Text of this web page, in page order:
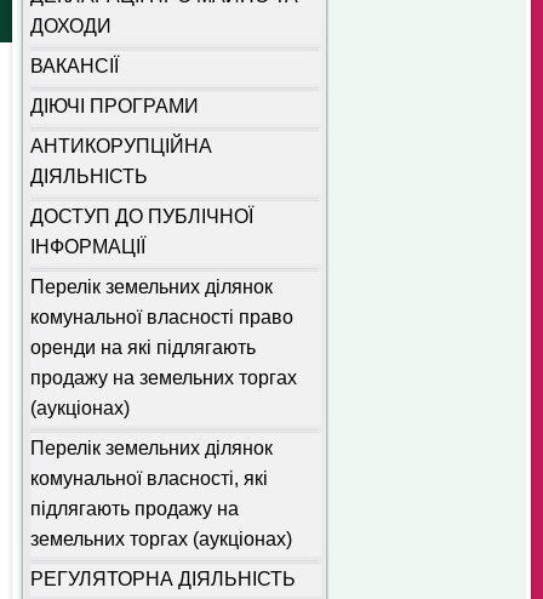
ДОХОДИ
ВАКАНСІЇ
ДІЮЧІ ПРОГРАМИ
АНТИКОРУПЦІЙНА
ДІЯЛЬНІСТЬ
ДОСТУП ДО ПУБЛІЧНОЇ
ІНФОРМАЦІЇ
Перелік земельних ділянок
комунальної власності право
оренди на які підлягають
продажу на земельних торгах
(аукціонах)
Перелік земельних ділянок
комунальної власності, які
підлягають продажу на
земельних торгах (аукціонах)
РЕГУЛЯТОРНА ДІЯЛЬНІСТЬ